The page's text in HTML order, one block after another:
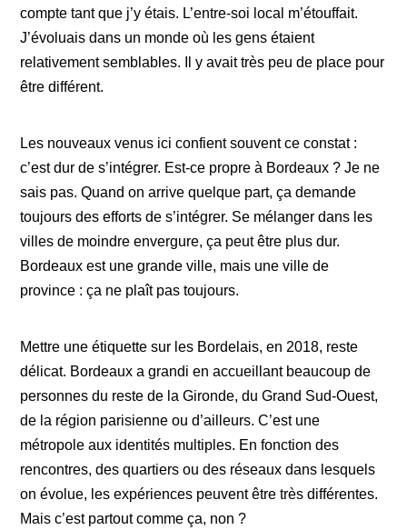
compte tant que j’y étais. L’entre-soi local m’étouffait.
J’évoluais dans un monde où les gens étaient
relativement semblables. Il y avait très peu de place pour
être différent.
Les nouveaux venus ici confient souvent ce constat :
c’est dur de s’intégrer. Est-ce propre à Bordeaux ? Je ne
sais pas. Quand on arrive quelque part, ça demande
toujours des efforts de s’intégrer. Se mélanger dans les
villes de moindre envergure, ça peut être plus dur.
Bordeaux est une grande ville, mais une ville de
province : ça ne plaît pas toujours.
Mettre une étiquette sur les Bordelais, en 2018, reste
délicat. Bordeaux a grandi en accueillant beaucoup de
personnes du reste de la Gironde, du Grand Sud-Ouest,
de la région parisienne ou d’ailleurs. C’est une
métropole aux identités multiples. En fonction des
rencontres, des quartiers ou des réseaux dans lesquels
on évolue, les expériences peuvent être très différentes.
Mais c’est partout comme ça, non ?